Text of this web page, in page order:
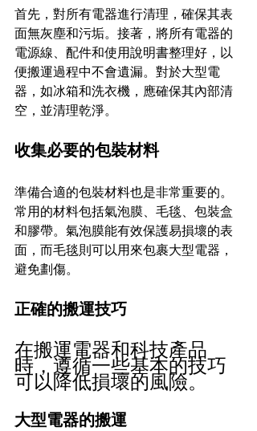
首先，對所有電器進行清理，確保其表
面無灰塵和污垢。接著，將所有電器的
電源線、配件和使用說明書整理好，以
便搬運過程中不會遺漏。對於大型電
器，如冰箱和洗衣機，應確保其內部清
空，並清理乾淨。
收集必要的包裝材料
準備合適的包裝材料也是非常重要的。
常用的材料包括氣泡膜、毛毯、包裝盒
和膠帶。氣泡膜能有效保護易損壞的表
面，而毛毯則可以用來包裹大型電器，
避免劃傷。
正確的搬運技巧
在搬運電器和科技產品
時，遵循一些基本的技巧
可以降低損壞的風險。
大型電器的搬運